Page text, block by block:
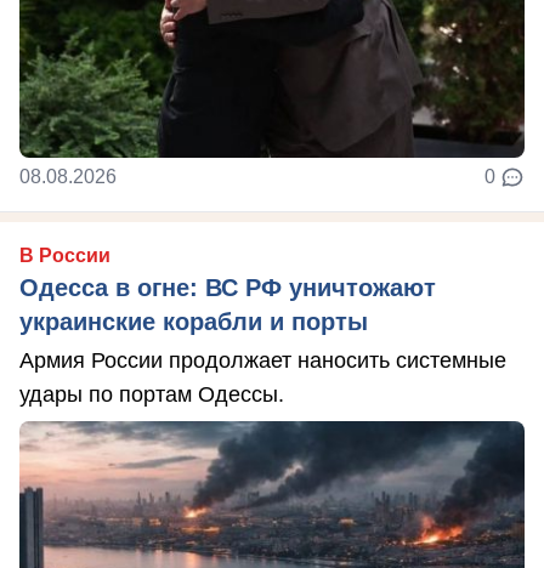
08.08.2026 0
В России
Одесса в огне: ВС РФ уничтожают
украинские корабли и порты
Армия России продолжает наносить системные
удары по портам Одессы.